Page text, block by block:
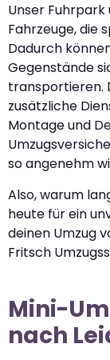
Unser
Fahrzeuge, die
Dadurch
Gegenstände
transportieren.
zusätzliche
Montage und
so angenehm
Also, warum
heute für ein
deinen Umzug
Fritsch
Mini-
nach